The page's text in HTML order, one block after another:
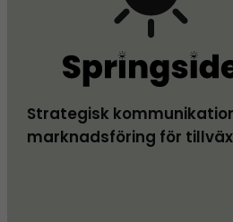
Strategisk
marknadsföring för